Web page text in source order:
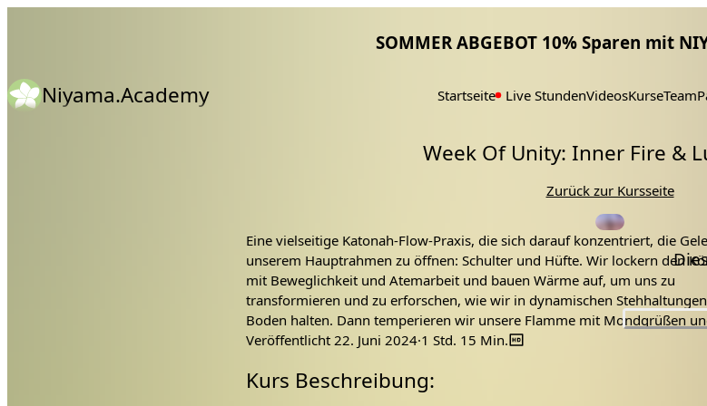
SOMMER ABGEBOT 10% Sparen mit
Niyama.Academy Startseite Live StundenVideosKurseTeam
Week Of Unity: Inner Fire &
Zurück zur Kursseite
Eine vielseitige Katonah-Flow-Praxis, die sich darauf konzentriert, die
unserem Hauptrahmen zu öffnen: Schulter und Hüfte. Wir lockern den
mit Beweglichkeit und Atemarbeit und bauen Wärme auf, um uns zu
transformieren und zu erforschen, wie wir in dynamischen
Boden halten. Dann temperieren wir unsere Flamme mit Mondgrüßen
stehenden Balancen, bevor wir für erholsame Rückbeugen auf den Boden
Diese Stunde ist für dich:
Veröffentlicht 22. Juni 2024·1 Std. 15 Min.
Kurs Beschreibung: